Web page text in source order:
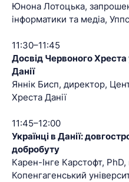
Юнона Лотоцька,
інформатики та медіа,
11:30–11:45
Досвід Червоного Хреста
Данії
Яннік Бисп, директор,
Хреста Данії
11:45–12:00
Українці в Данії:
добробуту
Карен-Інге Карстофт,
Копенгагенський